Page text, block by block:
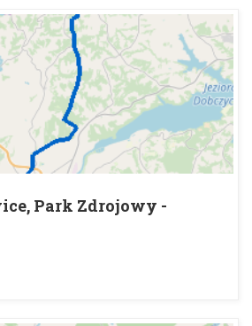
Park Zdrojowy -
Zarabie